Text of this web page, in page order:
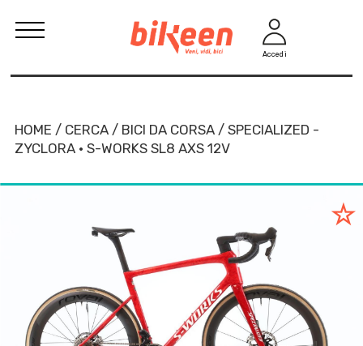
Accedi
HOME / CERCA / BICI DA CORSA / SPECIALIZED -
ZYCLORA · S-WORKS SL8 AXS 12V